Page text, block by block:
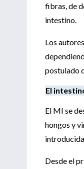
fibras, de
intestino.
Los
postulado
El
El MI se
hongos y
Desde el